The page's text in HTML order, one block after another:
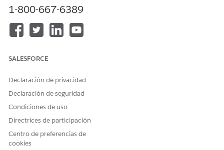
item-type attributes. The
includes these attributes by default. Cloning this template
and applying it to your campaign enables promotion tracking
Solución
1.Check the Web Template's Handlebars.
1-800-667-6389
SALESFORCE
Declaración de privacidad
Declaración de seguridad
Condiciones de uso
Directrices de participación
Centro de preferencias de
cookies